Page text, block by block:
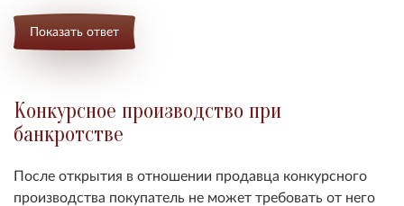
Показать ответ
Конкурсное производство при
банкротстве
После открытия в отношении продавца конкурсного
производства покупатель не может требовать от него